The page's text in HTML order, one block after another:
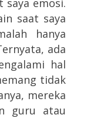
saya emosi.
saat saya
hanya
ada
hal
tidak
mereka
guru atau